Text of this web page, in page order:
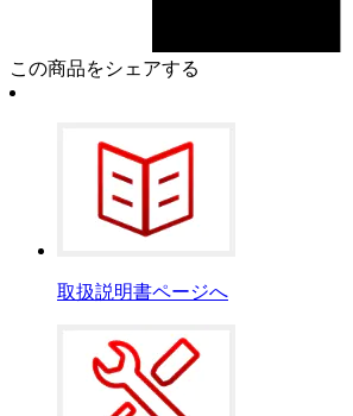
この商品をシェアする
取扱説明書ページへ